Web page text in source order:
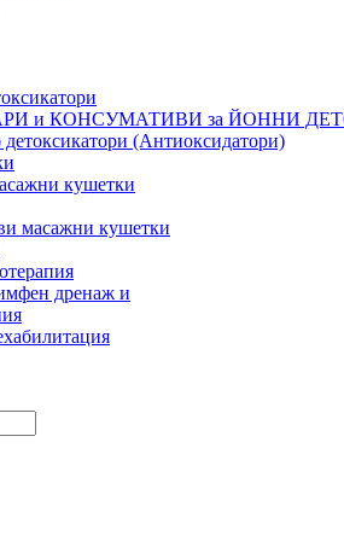
и КОНСУМАТИВИ за ЙОННИ
(Антиоксидатори)
кушетки
масажни кушетки
дренаж и